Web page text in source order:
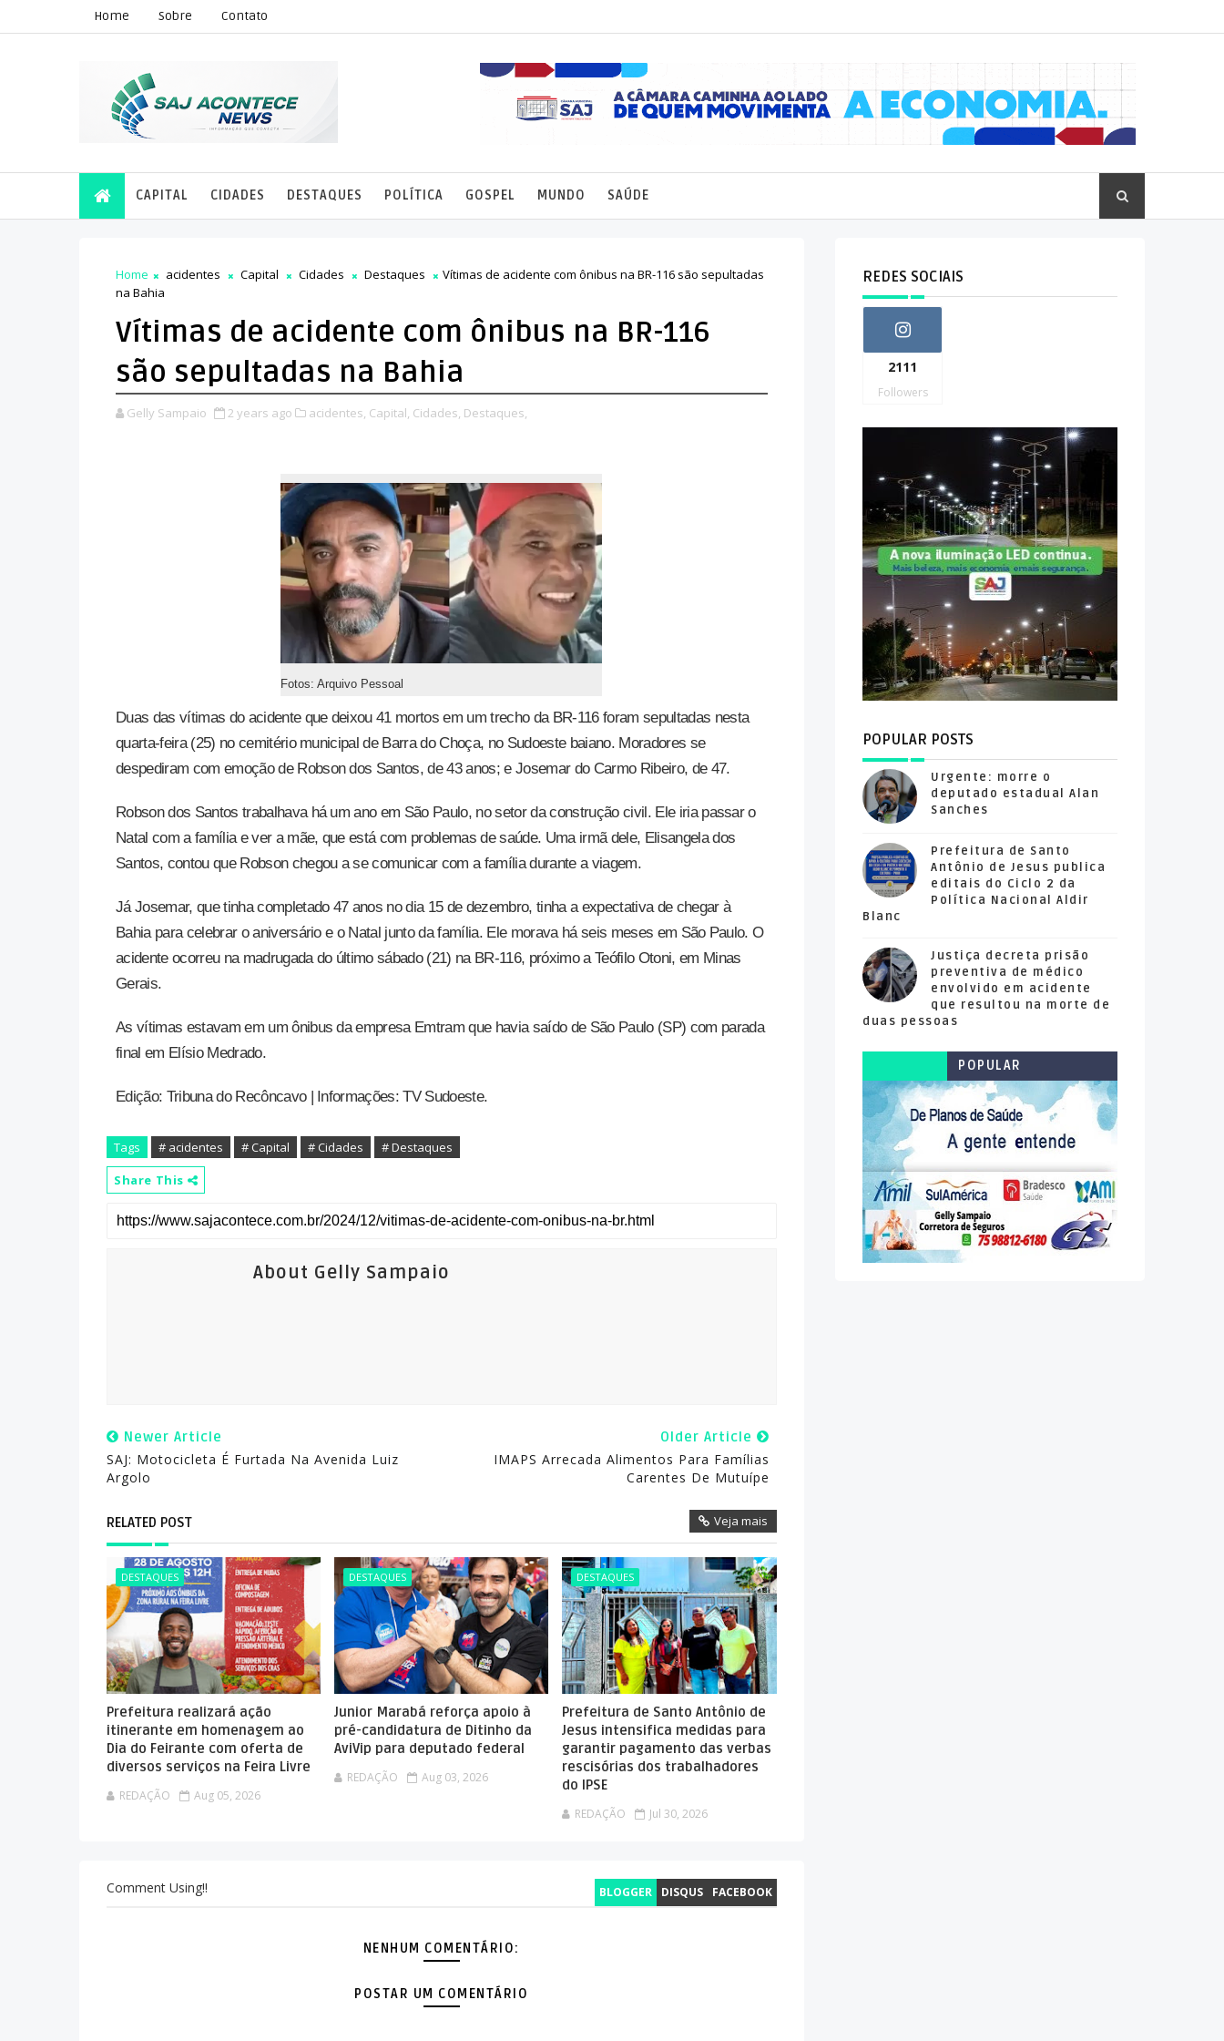
Home Sobre Contato
CAPITAL CIDADES DESTAQUES POLÍTICA GOSPEL MUNDO SAÚDE
Home acidentes Capital Cidades Destaques
Vítimas de acidente com ônibus na BR-116 são sepultadas
na Bahia
Vítimas de acidente com ônibus na BR-116
são sepultadas na Bahia
Gelly Sampaio 2 years ago acidentes, Capital, Cidades, Destaques,
Fotos: Arquivo Pessoal
Duas das vítimas do acidente que deixou 41 mortos em um trecho da BR-116 foram sepultadas nesta
quarta-feira (25) no cemitério municipal de Barra do Choça, no Sudoeste baiano. Moradores se
despediram com emoção de Robson dos Santos, de 43 anos; e Josemar do Carmo Ribeiro, de 47.
Robson dos Santos trabalhava há um ano em São Paulo, no setor da construção civil. Ele iria passar o
Natal com a família e ver a mãe, que está com problemas de saúde. Uma irmã dele, Elisangela dos
Santos, contou que Robson chegou a se comunicar com a família durante a viagem.
Já Josemar, que tinha completado 47 anos no dia 15 de dezembro, tinha a expectativa de chegar à
Bahia para celebrar o aniversário e o Natal junto da família. Ele morava há seis meses em São Paulo. O
acidente ocorreu na madrugada do último sábado (21) na BR-116, próximo a Teófilo Otoni, em Minas
Gerais.
As vítimas estavam em um ônibus da empresa Emtram que havia saído de São Paulo (SP) com parada
final em Elísio Medrado.
Edição: Tribuna do Recôncavo | Informações: TV Sudoeste.
Tags # acidentes # Capital # Cidades
# Destaques
Share This
About Gelly Sampaio
Newer Article
SAJ: Motocicleta É Furtada Na Avenida Luiz
Argolo
Older Article
IMAPS Arrecada Alimentos Para Famílias
Carentes De Mutuípe
RELATED POST Veja mais
DESTAQUES
Prefeitura realizará ação
itinerante em homenagem ao
Dia do Feirante com oferta de
diversos serviços na Feira Livre
REDAÇÃO Aug 05, 2026
DESTAQUES
Junior Marabá reforça apoio à
pré-candidatura de Ditinho da
AviVip para deputado federal
REDAÇÃO Aug 03, 2026
DESTAQUES
Prefeitura de Santo Antônio de
Jesus intensifica medidas para
garantir pagamento das verbas
rescisórias dos trabalhadores
do IPSE
REDAÇÃO Jul 30, 2026
BLOGGER DISQUS FACEBOOK
Comment Using!!
NENHUM COMENTÁRIO:
POSTAR UM COMENTÁRIO
REDES SOCIAIS
2111
Followers
POPULAR POSTS
Urgente: morre o
deputado estadual Alan
Sanches
Prefeitura de Santo
Antônio de Jesus publica
editais do Ciclo 2 da
Política Nacional Aldir
Blanc
Justiça decreta prisão
preventiva de médico
envolvido em acidente
que resultou na morte de
duas pessoas
POPULAR